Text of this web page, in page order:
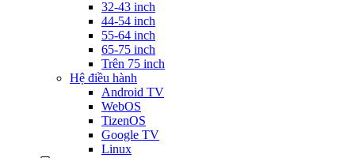
32-43 inch
44-54 inch
55-64 inch
65-75 inch
Trên 75 inch
Hệ điều hành
Android TV
WebOS
TizenOS
Google TV
Linux